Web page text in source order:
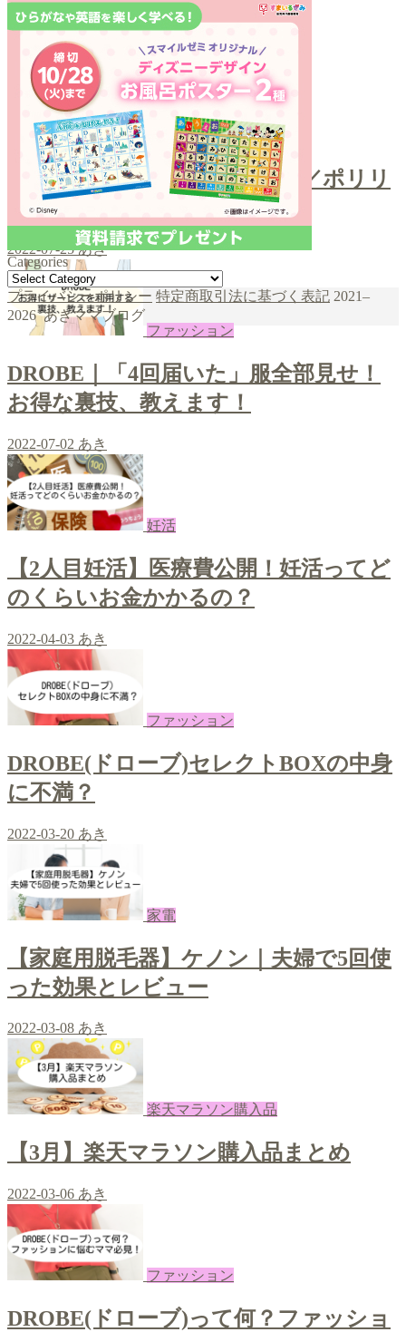
か？／クレンジングタオル
2022-09-12 あき
お口ケア
＼スポンジでホワイトニング／ポリリ
ンキューブ
2022-07-25 あき
ファッション
DROBE｜「4回届いた」服全部見せ！
お得な裏技、教えます！
2022-07-02 あき
妊活
【2人目妊活】医療費公開！妊活ってど
のくらいお金かかるの？
2022-04-03 あき
ファッション
DROBE(ドローブ)セレクトBOXの中身
に不満？
2022-03-20 あき
家電
【家庭用脱毛器】ケノン｜夫婦で5回使
った効果とレビュー
2022-03-08 あき
楽天マラソン購入品
【3月】楽天マラソン購入品まとめ
2022-03-06 あき
ファッション
DROBE(ドローブ)って何？ファッショ
Categories
Categories
şans
casino
vidobet
|
vidobet
|
vidobet
güncel
giriş
vidobet
giriş
casinolevant
|
casinolevant
|
casinolevant
|
vidobet
giriş
şans
casino
casinolevant
giriş
casino
şans
şans
casino
giriş
casino
levant
casino
şans
casino
şans
boostaro
|
casinolevant
giriş
şans
casino
giriş
casinolevant
giriş
şanscasino
|
vidobet
|
vidobet
giriş
levant
casino
gorabet
|
galyabet
|
gorabet
|
gorabet
|
gorabet
|
vidobet
giriş
galyabet
|
gorabet
|
gorabet
|
nigeria
betting
sports
betting
プライバシーポリシー 特定商取引法に基づく表記 2021–
2026 あきママブログ